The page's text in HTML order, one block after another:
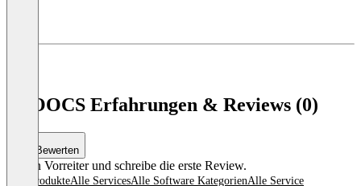
SCOOCS Erfahrungen & Reviews (0)
Bewerten
Sei ein Vorreiter und schreibe die erste Review.
Alle ProdukteAlle ServicesAlle Software KategorienAlle Service